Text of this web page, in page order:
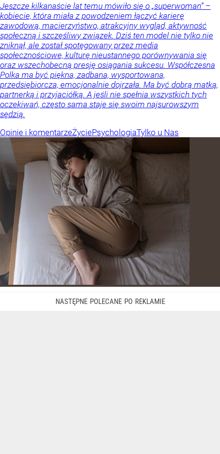
Jeszcze kilkanaście lat temu mówiło się o „superwoman” –
kobiecie, która miała z powodzeniem łączyć karierę
zawodową, macierzyństwo, atrakcyjny wygląd, aktywność
społeczną i szczęśliwy związek. Dziś ten model nie tylko nie
zniknął, ale został spotęgowany przez media
społecznościowe, kulturę nieustannego porównywania się
oraz wszechobecną presję osiągania sukcesu. Współczesna
Polka ma być piękna, zadbana, wysportowana,
przedsiębiorcza, emocjonalnie dojrzała. Ma być dobrą matką,
partnerką i przyjaciółką. A jeśli nie spełnia wszystkich tych
oczekiwań, często sama staje się swoim najsurowszym
sędzią.
Opinie i komentarzeŻyciePsychologiaTylko u Nas